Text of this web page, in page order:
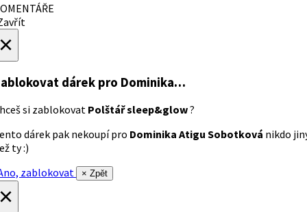
dárek pro Dominika…
si zablokovat Polštář sleep&glow?
dárek pak nekoupí pro Dominika Atigu Sobotková nikdo
ty :)
zablokovat
× Zpět